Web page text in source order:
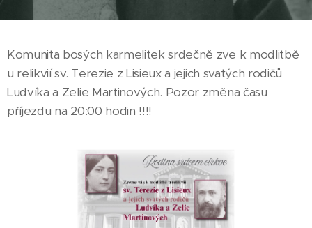
Komunita bosých karmelitek srdečně zve k modlitbě
u relikvií sv. Terezie z Lisieux a jejich svatých rodičů
Ludvíka a Zelie Martinových. Pozor změna času
příjezdu na 20:00 hodin !!!!